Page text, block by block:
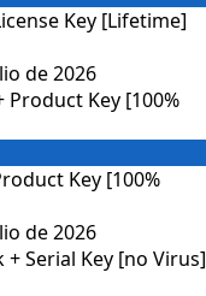
Key [Lifetime]
de 2026
Key [100%
de 2026